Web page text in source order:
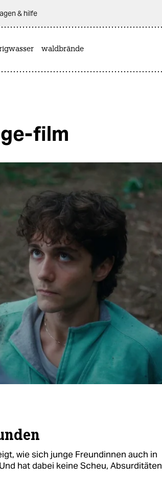
& hilfe
waldbrände
film
wie sich junge Freundinnen auch in
hat dabei keine Scheu, Absurditäten